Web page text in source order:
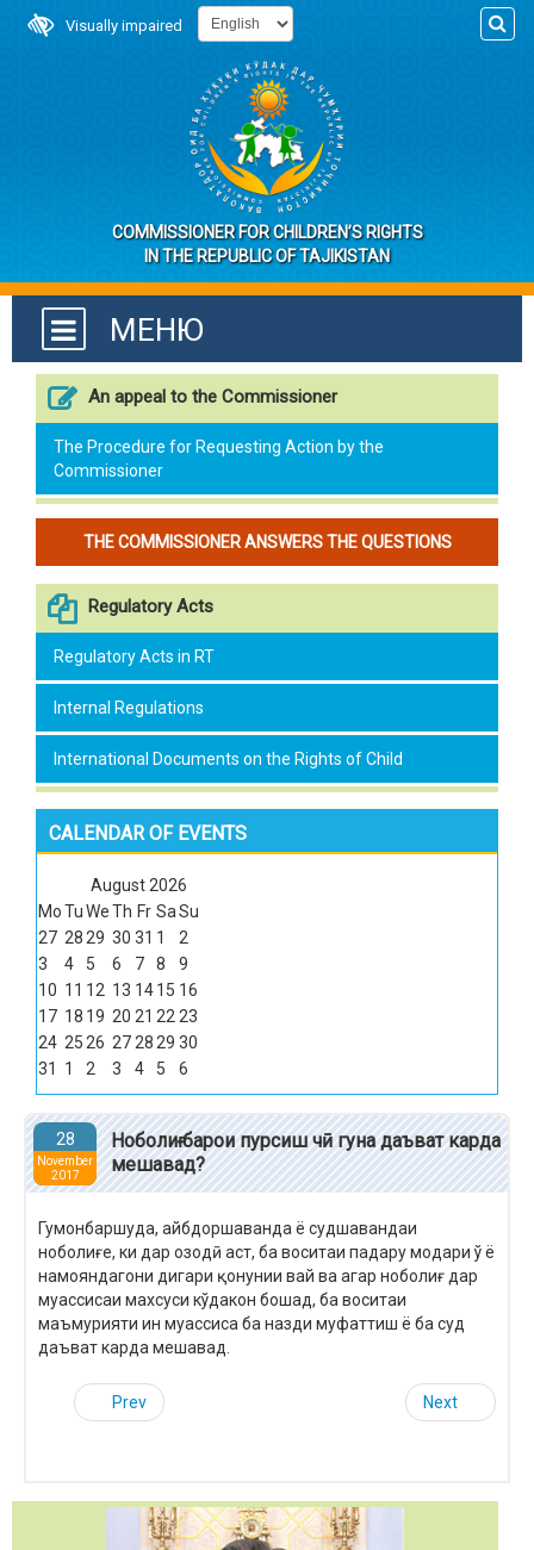
Visually impaired
COMMISSIONER FOR CHILDREN’S RIGHTS
IN THE REPUBLIC OF TAJIKISTAN
МЕНЮ
An appeal to the Commissioner
The Procedure for Requesting Action by the
Commissioner
THE COMMISSIONER ANSWERS THE QUESTIONS
Regulatory Acts
Regulatory Acts in RT
Internal Regulations
International Documents on the Rights of Child
CALENDAR OF EVENTS
August2026
MoTuWeTh Fr SaSu
27 2829 30 31 1
2
3
4 5 6 7 8
9
10 11 12 13 1415 16
17 18 19 20 21 2223
24 2526 272829 30
31
1 2 3 4 5 6
28
November
2017
Ноболиғ барои пурсиш чӣ гуна даъват карда
мешавад?
Гумонбаршуда, айбдоршаванда ё судшавандаи
ноболиғе, ки дар озодӣ аст, ба воситаи падару модари ў ё
намояндагони дигари қонунии вай ва агар ноболиғ дар
муассисаи махсуси кўдакон бошад, ба воситаи
маъмурияти ин муассиса ба назди муфаттиш ё ба суд
даъват карда мешавад.
Prev Next